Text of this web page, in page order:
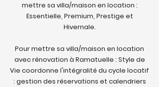
mettre sa villa/maison en location :
Essentielle, Premium, Prestige et
Hivernale.
Pour mettre sa villa/maison en location
avec rénovation à Ramatuelle : Style de
Vie coordonne l'intégralité du cycle locatif
: gestion des réservations et calendriers